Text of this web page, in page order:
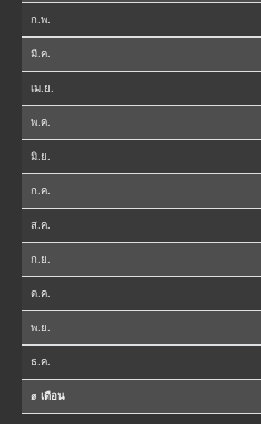
ก.พ.
มี.ค.
เม.ย.
พ.ค.
มิ.ย.
ก.ค.
ส.ค.
ก.ย.
ต.ค.
พ.ย.
ธ.ค.
⌀ เดือน